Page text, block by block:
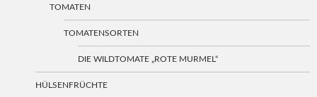
TOMATEN
TOMATENSORTEN
DIE WILDTOMATE „ROTE MURMEL“
HÜLSENFRÜCHTE